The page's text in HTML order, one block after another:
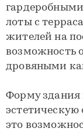
лоты с
жителей на
возможность
дровяными
Форму здания
эстетическую
это